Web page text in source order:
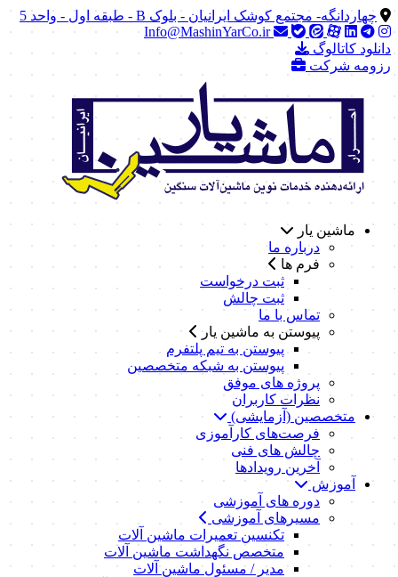
چهاردانگه- مجتمع کوشک ایرانیان - بلوک B - طبقه اول - واحد 5
Info@MashinYarCo.ir
دانلود کاتالوگ
رزومه شرکت
ماشین یار
درباره ما
فرم ها
ثبت درخواست
ثبت چالش
تماس با ما
پیوستن به ماشین یار
پیوستن به تیم پلتفرم
پیوستن به شبکه متخصصین
پروژه های موفق
نظرات کاربران
متخصصین (آزمایشی)
فرصت‌های کارآموزی
چالش های فنی
آخرین رویدادها
آموزش
دوره های آموزشی
مسیرهای آموزشی
تکنسین تعمیرات ماشین آلات
متخصص نگهداشت ماشین آلات
مدیر / مسئول ماشین آلات